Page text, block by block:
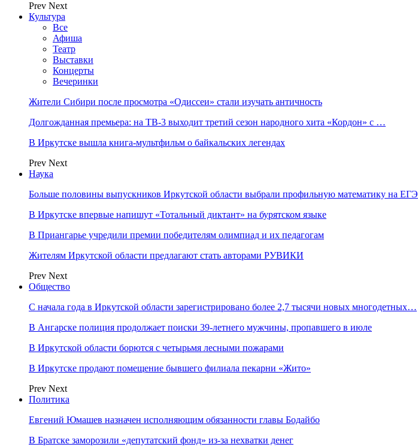
Prev Next
Культура
Все
Афиша
Театр
Выставки
Концерты
Вечеринки
Жители Сибири после просмотра «Одиссеи» стали изучать античность
Долгожданная премьера: на ТВ-3 выходит третий сезон народного хита «Кордон» с …
В Иркутске вышла книга-мультфильм о байкальских легендах
Prev Next
Наука
Больше половины выпускников Иркутской области выбрали профильную математику на ЕГЭ
В Иркутске впервые напишут «Тотальный диктант» на бурятском языке
В Приангарье учредили премии победителям олимпиад и их педагогам
Жителям Иркутской области предлагают стать авторами РУВИКИ
Prev Next
Общество
С начала года в Иркутской области зарегистрировано более 2,7 тысячи новых многодетных…
В Ангарске полиция продолжает поиски 39-летнего мужчины, пропавшего в июле
В Иркутской области борются с четырьмя лесными пожарами
В Иркутске продают помещение бывшего филиала пекарни «Жито»
Prev Next
Политика
Евгений Юмашев назначен исполняющим обязанности главы Бодайбо
В Братске заморозили «депутатский фонд» из‑за нехватки денег